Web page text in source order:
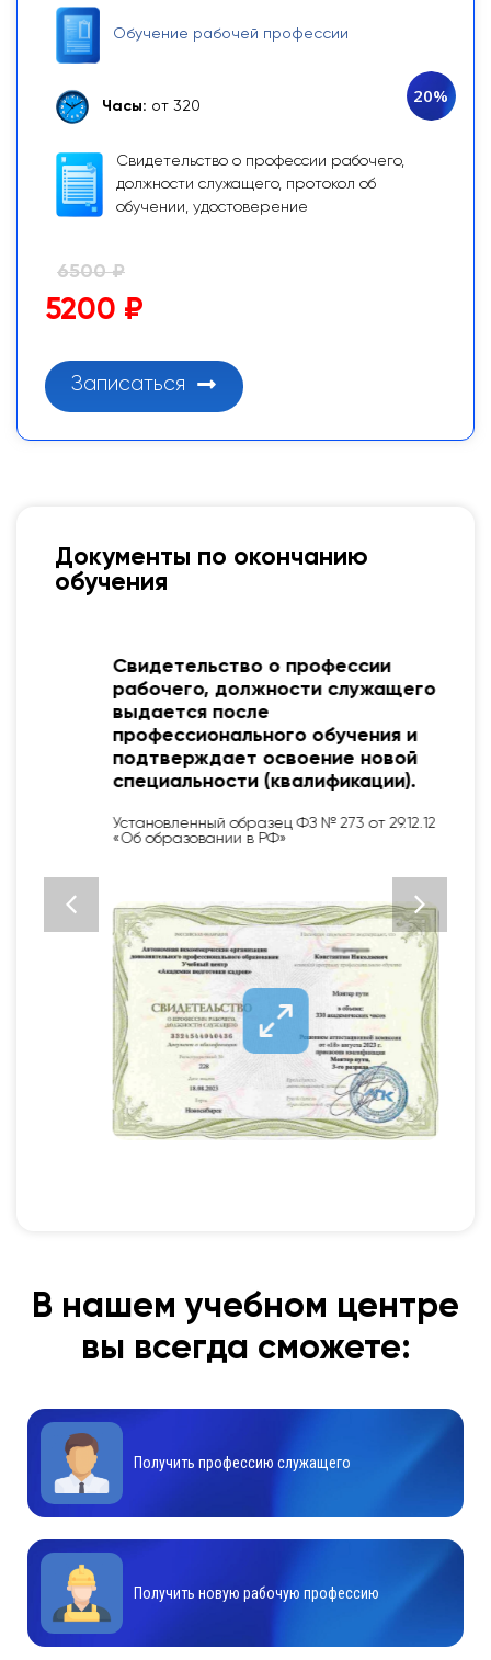
Обучение рабочей профессии
Часы: от 320
Свидетельство о профессии рабочего,
должности служащего, протокол об
обучении, удостоверение
20%
6500 ₽
5200 ₽
Записаться
Документы по окончанию
обучения
Свидетельство о профессии
рабочего, должности служащего
выдается после
профессионального обучения и
подтверждает освоение новой
специальности (квалификации).
Установленный образец ФЗ № 273 от 29.12.12
«Об образовании в РФ»
В нашем учебном центре
вы всегда сможете:
Получить профессию служащего
Получить новую рабочую профессию